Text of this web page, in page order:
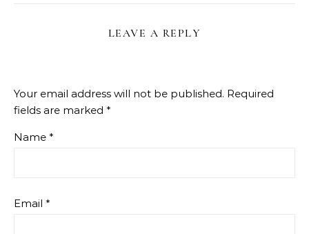
LEAVE A REPLY
Your email address will not be published. Required
fields are marked *
Name *
Email *